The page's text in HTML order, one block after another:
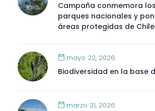
Campaña conmemora
parques nacionales y
áreas protegidas de Chile
Biodiversidad en la base
mayo 22, 2026
marzo 31, 2026